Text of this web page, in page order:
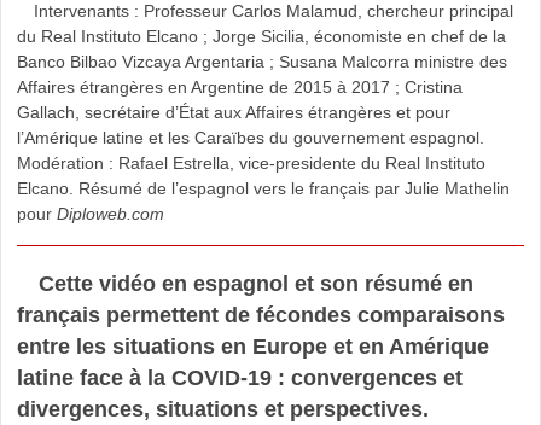
Intervenants : Professeur Carlos Malamud, chercheur principal
du Real Instituto Elcano ; Jorge Sicilia, économiste en chef de la
Banco Bilbao Vizcaya Argentaria ; Susana Malcorra ministre des
Affaires étrangères en Argentine de 2015 à 2017 ; Cristina
Gallach, secrétaire d’État aux Affaires étrangères et pour
l’Amérique latine et les Caraïbes du gouvernement espagnol.
Modération : Rafael Estrella, vice-presidente du Real Instituto
Elcano. Résumé de l’espagnol vers le français par Julie Mathelin
pour Diploweb.com
Cette vidéo en espagnol et son résumé en
français permettent de fécondes comparaisons
entre les situations en Europe et en Amérique
latine face à la COVID-19 : convergences et
divergences, situations et perspectives.